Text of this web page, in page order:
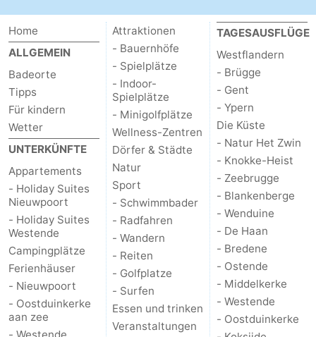
Home
ALLGEMEIN
Badeorte
Tipps
Für kindern
Wetter
UNTERKÜNFTE
Appartements
- Holiday Suites
Nieuwpoort
- Holiday Suites
Westende
Campingplätze
Ferienhäuser
- Nieuwpoort
- Oostduinkerke
aan zee
- Westende
Attraktionen
- Bauernhöfe
- Spielplätze
- Indoor-
Spielplätze
- Minigolfplätze
Wellness-Zentren
Dörfer & Städte
Natur
Sport
- Schwimmbader
- Radfahren
- Wandern
- Reiten
- Golfplatze
- Surfen
Essen und trinken
Veranstaltungen
TAGESAUSFLÜGE
Westflandern
- Brügge
- Gent
- Ypern
Die Küste
- Natur Het Zwin
- Knokke-Heist
- Zeebrugge
- Blankenberge
- Wenduine
- De Haan
- Bredene
- Ostende
- Middelkerke
- Westende
- Oostduinkerke